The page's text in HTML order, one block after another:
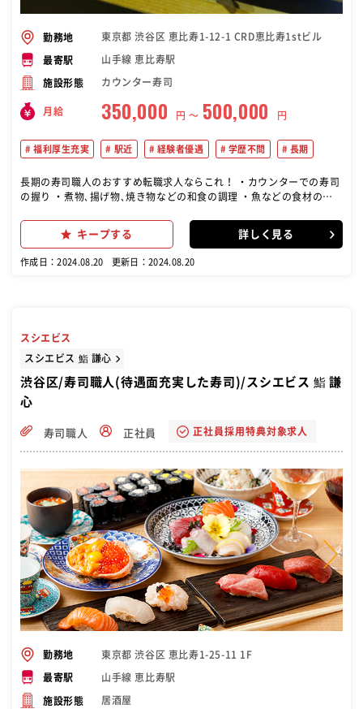
勤務地 東京都 渋谷区 恵比寿1-12-1 CRD恵比寿1stビル
最寄駅 山手線 恵比寿駅
施設形態 カウンター寿司
月給 350,000 円 〜 500,000 円
福利厚生充実 駅近 経験者優遇 学歴不問 長期
長期の寿司職人のおすすめ転職求人ならこれ！ ・カウンターでの寿司
の握り ・煮物､揚げ物､焼き物などの和食の調理 ・魚などの食材の仕
ます。 他にも、 ・売上管理 ・販売促進 ・メニュー開発 ・スタッフ教
育 ・シフト管理 などもお任せしていきたいと思っております。 店長
職、マネジメント経験者の方や既に能力がある方は さらに技術を磨い
キープする 詳しく見る
作成日：2024.08.20 更新日：2024.08.20
スシエビス
スシエビス 鮨 謙心
渋谷区/寿司職人(待遇面充実した寿司)/スシエビス 鮨 謙
心
寿司職人 正社員 正社員採用特典対象求人
勤務地 東京都 渋谷区 恵比寿1-25-11 1F
最寄駅 山手線 恵比寿駅
施設形態 居酒屋